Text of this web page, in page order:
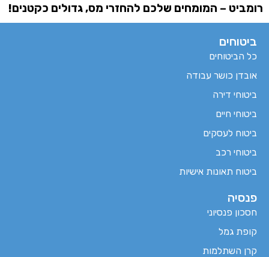
רומביט – המומחים שלכם להחזרי מס, גדולים כקטנים!
ביטוחים
כל הביטוחים
אובדן כושר עבודה
ביטוחי דירה
ביטוחי חיים
ביטוח לעסקים
ביטוחי רכב
ביטוח תאונות אישיות
פנסיה
חסכון פנסיוני
קופת גמל
קרן השתלמות